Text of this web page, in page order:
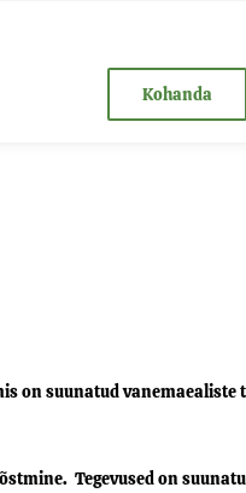
Kohanda
Kontakt
on suunatud vanemaealiste
Tegevused on